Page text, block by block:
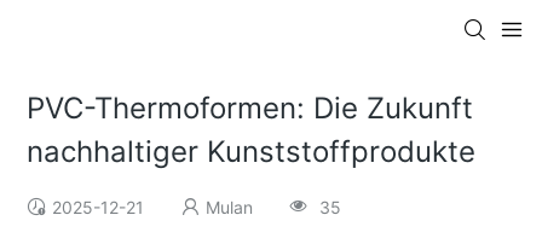
PVC-Thermoformen: Die Zukunft
nachhaltiger Kunststoffprodukte
2025-12-21 Mulan 35